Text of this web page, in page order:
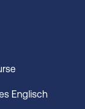
Englisch